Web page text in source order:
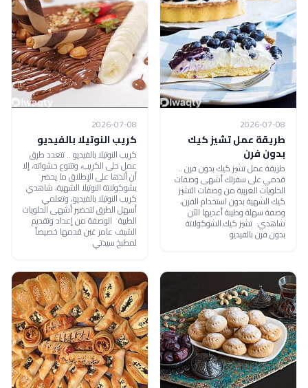
2026-07-08
طريقة عمل تشيز كيك
بدون فرن
طريقة عمل تشيز كيك بدون فرن ..
قدمي على سفرتك أشهى وصفات
الحلويات الغربية من وصفات التشيز
كيك الشهية بدون استخدام الفرن،
وصفة سهلة وطيبة أعديها الآن
شاهدي: تشيز كيك الشوكولاتة
بدون فرن بالفيديو
2026-07-08
كريب النوتيلا بالفيديو
كريب النوتيلا بالفيديو .. تتعدد طرق
عمل حلى الكريب، وتتنوع حشواته، إلا
أن ألذها على الإطلاق ما يحضر
بشوكولاتة النوتيلا الشهية، شاهدي
كريب النوتيلا بالفيديو، وتعلمي
أسهل الطرق لتحضير أشهى الحلويات
الطيبة الوصفة من إعداد وتقديم
الشيف عامر غبن قدمها خصيصاً
لمطبخ سيدتي